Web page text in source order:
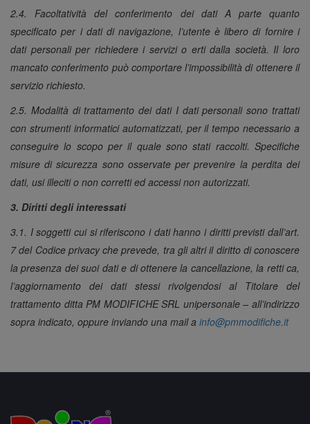
2.4. Facoltatività del conferimento dei dati A parte quanto
specificato per i dati di navigazione, l’utente è libero di fornire i
dati personali per richiedere i servizi o erti dalla società. Il loro
mancato conferimento può comportare l’impossibilità di ottenere il
servizio richiesto.
2.5. Modalità di trattamento dei dati I dati personali sono trattati
con strumenti informatici automatizzati, per il tempo necessario a
conseguire lo scopo per il quale sono stati raccolti. Specifiche
misure di sicurezza sono osservate per prevenire la perdita dei
dati, usi illeciti o non corretti ed accessi non autorizzati.
3. Diritti degli interessati
3.1. I soggetti cui si riferiscono i dati hanno i diritti previsti dall’art.
7 del Codice privacy che prevede, tra gli altri il diritto di conoscere
la presenza dei suoi dati e di ottenere la cancellazione, la retti ca,
l’aggiornamento dei dati stessi rivolgendosi al Titolare del
trattamento ditta PM MODIFICHE SRL unipersonale – all’indirizzo
sopra indicato, oppure inviando una mail a info@pmmodifiche.it